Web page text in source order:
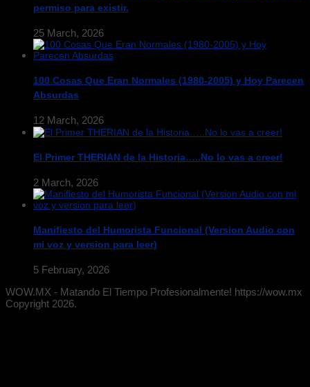
permiso para existir.
25 March, 2026
100 Cosas Que Eran Normales (1980-2005) y Hoy Parecen
Absurdas
12 March, 2026
El Primer THERIAN de la Historia…..No lo vas a creer!
2 March, 2026
Manifiesto del Humorista Funcional (Version Audio con
mi voz y version para leer)
5 February, 2026
WOW.MX - Matando El Tiempo Profesionalmente! https://wow.mx
Copyright 2026.